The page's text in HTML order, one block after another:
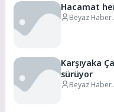
Hacamat
Beyaz Haber
Karşıyaka
sürüyor
Beyaz Haber